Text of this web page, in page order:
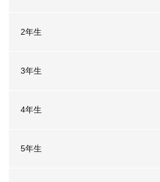
2年生
3年生
4年生
5年生